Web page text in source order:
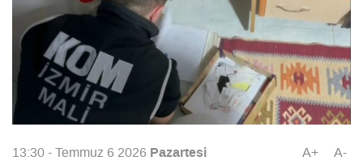
13:30 - Temmuz 6 2026 Pazartesi A+ A-